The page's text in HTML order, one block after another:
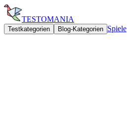
TESTOMANIA
Testkategorien Blog-Kategorien Spiele